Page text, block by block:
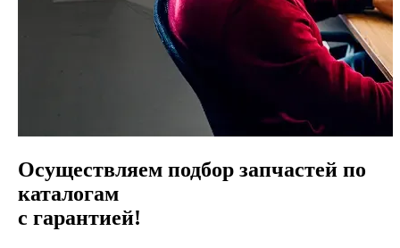
Осуществляем подбор запчастей по
каталогам
с гарантией!